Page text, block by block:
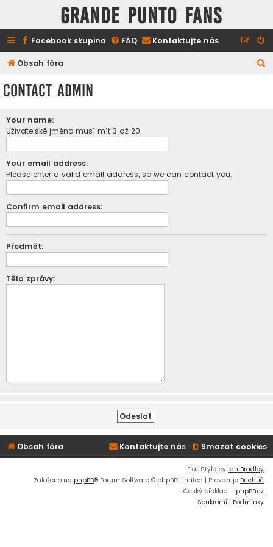
GRANDE PUNTO FANS
Facebook skupina FAQ Kontaktujte nás
Obsah fóra
Contact Admin
Your name:
Uživatelské jméno musí mít 3 až 20.
Your email address:
Please enter a valid email address, so we can contact you.
Confirm email address:
Předmět:
Tělo zprávy:
Obsah fóra Smazat cookies
Kontaktujte nás
Flat Style by Ian Bradley
Založeno na phpBB® Forum Software © phpBB Limited | Provozuje Buchtič
Český překlad – phpBB.cz
Soukromí | Podmínky